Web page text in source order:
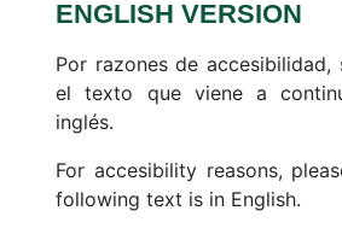
ENGLISH VERSION
Por razones de accesibilidad,
el texto que viene a
inglés.
For accesibility reasons,
following text is in English.